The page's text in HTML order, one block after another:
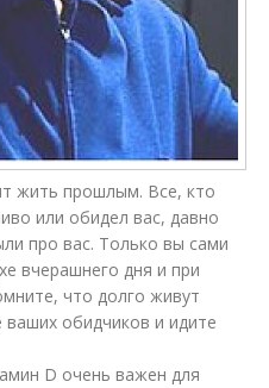
жить прошлым. Все, кто
или обидел вас, давно
про вас. Только вы сами
вчерашнего дня и при
что долго живут
обидчиков и идите
D очень важен для